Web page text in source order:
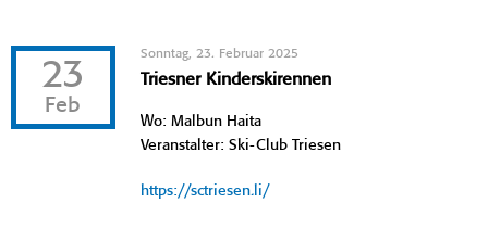
23
Feb
Sonntag, 23. Februar 2025
Triesner Kinderskirennen
Wo: Malbun Haita
Veranstalter: Ski-Club Triesen
https://sctriesen.li/